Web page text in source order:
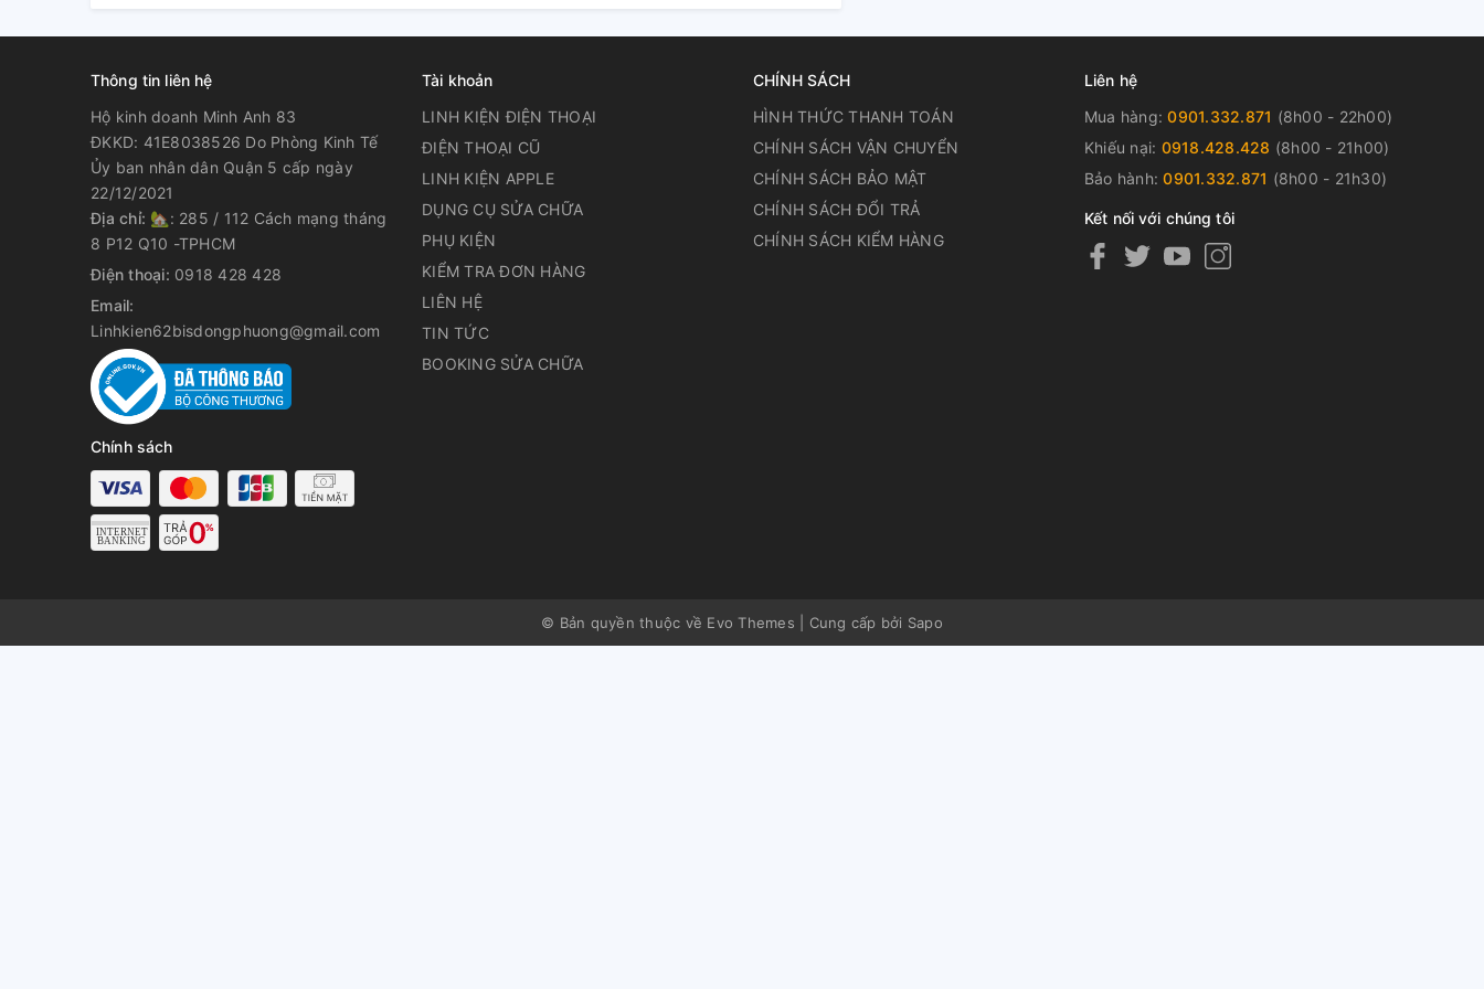
Thông tin liên hệ
Hộ kinh doanh Minh Anh 83
ĐKKD: 41E8038526 Do Phòng Kinh Tế
Ủy ban nhân dân Quận 5 cấp ngày
22/12/2021
Địa chỉ: 🏡: 285 / 112 Cách mạng tháng
8 P12 Q10 -TPHCM
Điện thoại: 0918 428 428
Email:
Linhkien62bisdongphuong@gmail.com
Chính sách
Tài khoản
LINH KIỆN ĐIỆN THOẠI
ĐIỆN THOẠI CŨ
LINH KIỆN APPLE
DỤNG CỤ SỬA CHỮA
PHỤ KIỆN
KIỂM TRA ĐƠN HÀNG
LIÊN HỆ
TIN TỨC
BOOKING SỬA CHỮA
CHÍNH SÁCH
HÌNH THỨC THANH TOÁN
CHÍNH SÁCH VẬN CHUYỂN
CHÍNH SÁCH BẢO MẬT
CHÍNH SÁCH ĐỔI TRẢ
CHÍNH SÁCH KIỂM HÀNG
Liên hệ
Mua hàng:0901.332.871 (8h00 - 22h00)
Khiếu nại: 0918.428.428 (8h00 - 21h00)
Bảo hành:0901.332.871 (8h00 - 21h30)
Kết nối với chúng tôi
© Bản quyền thuộc về Evo Themes Cung cấp bởi Sapo